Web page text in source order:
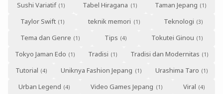
Sushi Variatif
Tabel Hiragana
Taman Jepang
Taylor Swift
teknik memori
Teknologi
Tema dan Genre
Tips
Tokutei Ginou
Tokyo Jaman Edo
Tradisi
Tradisi dan Modernitas
Tutorial
Uniknya Fashion Jepang
Urashima Taro
Urban Legend
Video Games Jepang
Viral